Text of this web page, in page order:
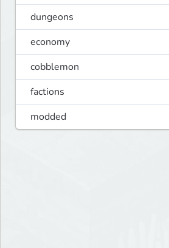
dungeons
economy
cobblemon
factions
modded